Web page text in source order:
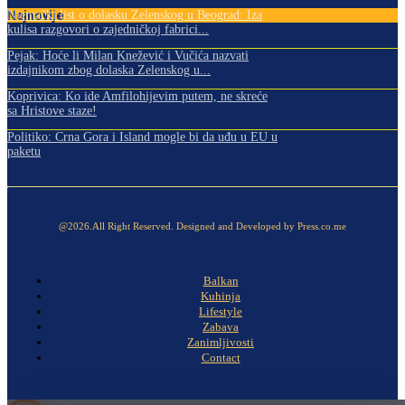
Najnovije
Njemački list o dolasku Zelenskog u Beograd: Iza
kulisa razgovori o zajedničkoj fabrici...
Pejak: Hoće li Milan Knežević i Vučića nazvati
izdajnikom zbog dolaska Zelenskog u...
Koprivica: Ko ide Amfilohijevim putem, ne skreće
sa Hristove staze!
Politiko: Crna Gora i Island mogle bi da uđu u EU u
paketu
@2026.All Right Reserved. Designed and Developed by Press.co.me
Balkan
Kuhinja
Lifestyle
Zabava
Zanimljivosti
Contact